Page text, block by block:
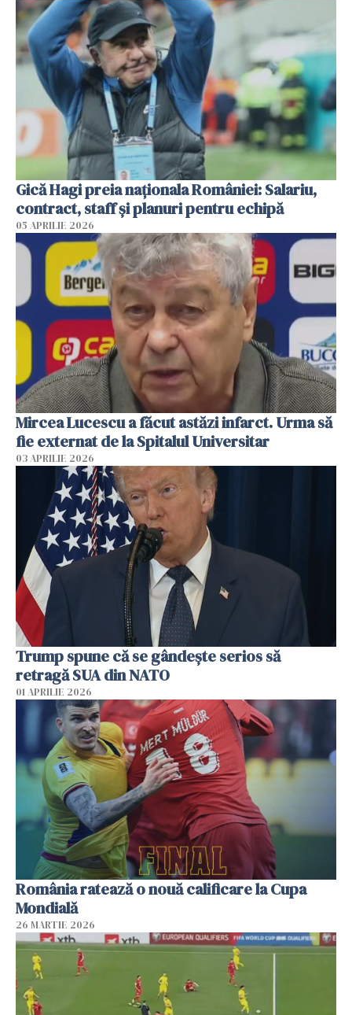
Gică Hagi preia naționala României: Salariu,
contract, staff și planuri pentru echipă
05 APRILIE 2026
Mircea Lucescu a făcut astăzi infarct. Urma să
fie externat de la Spitalul Universitar
03 APRILIE 2026
Trump spune că se gândeşte serios să
retragă SUA din NATO
01 APRILIE 2026
România ratează o nouă calificare la Cupa
Mondială
26 MARTIE 2026